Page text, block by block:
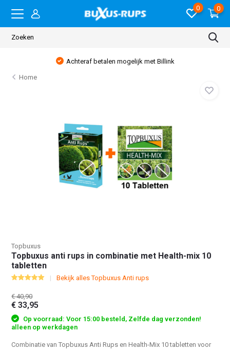
0 0
Achteraf betalen mogelijk met Billink
Home
Topbuxus
Topbuxus anti rups in combinatie met Health-mix 10
tabletten
Bekijk alles Topbuxus Anti rups
€ 40,90
€ 33,95
Op voorraad: Voor 15:00 besteld, Zelfde dag verzonden!
alleen op werkdagen
Combinatie van Topbuxus Anti Rups en Health-Mix 10 tabletten voor